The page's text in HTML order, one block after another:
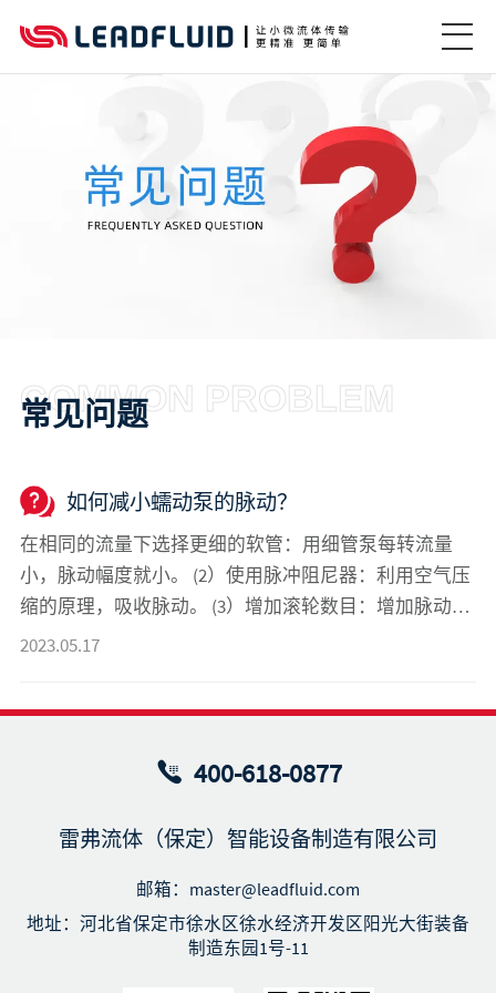
COMMON PROBLEM
常见问题
2023.05.17
如何减小蠕动泵的脉动？
在相同的流量下选择更细的软管：用细管泵每转流量
小，脉动幅度就小。 (2）使用脉冲阻尼器：利用空气压
缩的原理，吸收脉动。 (3）增加滚轮数目：增加脉动的
频率，减小脉动的幅度。
400-618-0877
雷弗流体（保定）智能设备制造有限公司
邮箱：master@leadfluid.com
地址：河北省保定市徐水区徐水经济开发区阳光大街装备
制造东园1号-11